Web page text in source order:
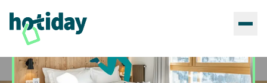
Home Hoteles Hotiday Santorini Mesaria